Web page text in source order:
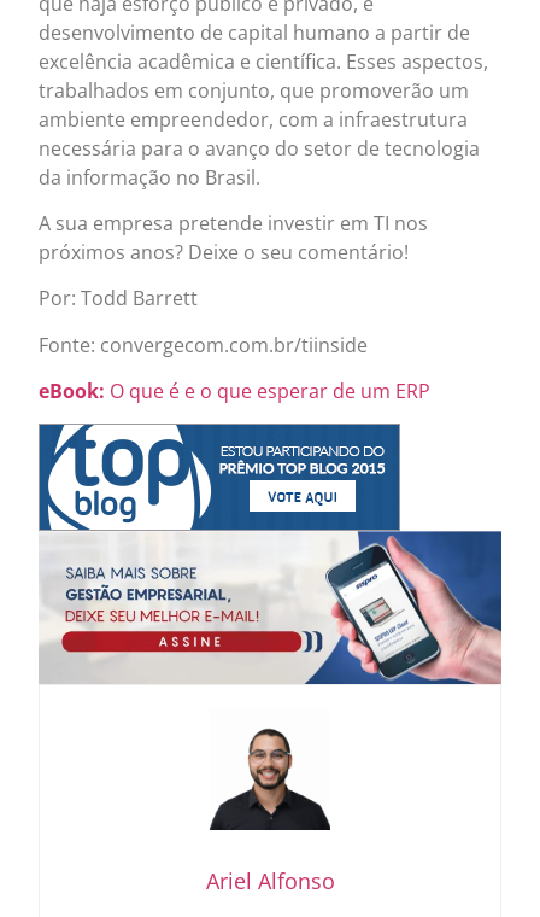
desenvolvimento de capital humano a partir de
excelência acadêmica e científica. Esses aspectos,
trabalhados em conjunto, que promoverão um
ambiente empreendedor, com a infraestrutura
necessária para o avanço do setor de tecnologia
da informação no Brasil.
A sua empresa pretende investir em TI nos
próximos anos? Deixe o seu comentário!
Por: Todd Barrett
Fonte: convergecom.com.br/tiinside
eBook: O que é e o que esperar de um ERP
Ariel Alfonso